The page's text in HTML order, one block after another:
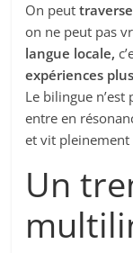
On peut
on ne peut pas
langue locale,
expériences
Le bilingue
entre en
et vit pleinement
Un